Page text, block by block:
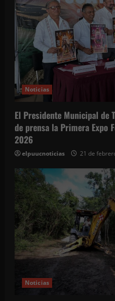
s
Noticias
El Presidente Municipal de
de prensa la Primera Expo
2026
elpuucnoticias 21 de
Noticias